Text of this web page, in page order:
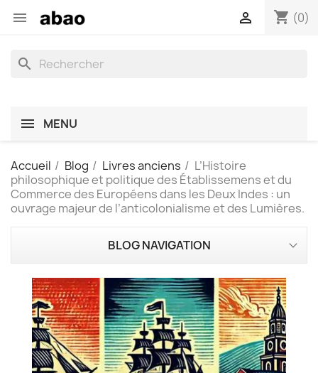
 shopping_cart (0)

search
MENU
Accueil Blog Livres anciens
L’Histoire
philosophique et politique des Établissemens et du
Commerce des Européens dans les Deux Indes : un
ouvrage majeur de l’anticolonialisme et des Lumières.
BLOG NAVIGATION